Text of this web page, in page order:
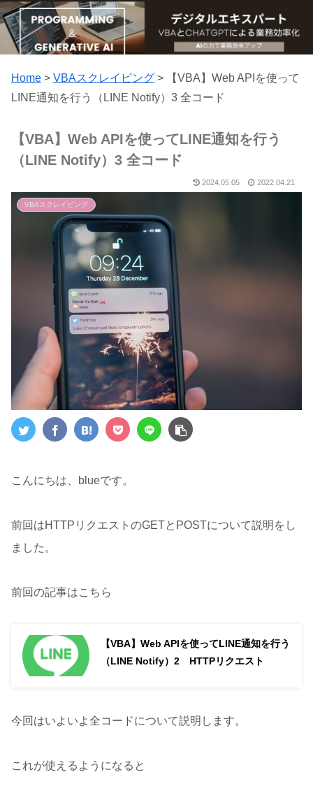
Home > VBAスクレイピング >
【VBA】Web APIを使って
LINE通知を行う（LINE Notify）3 全コード
【VBA】Web APIを使ってLINE通知を行う
（LINE Notify）3 全コード
2024.05.05 2022.04.21
VBAスクレイピング
こんにちは、blueです。
前回はHTTPリクエストのGETとPOSTについて説明をし
ました。
前回の記事はこちら
【VBA】Web APIを使ってLINE通知を行う
（LINE Notify）2 HTTPリクエスト
今回はいよいよ全コードについて説明します。
これが使えるようになると